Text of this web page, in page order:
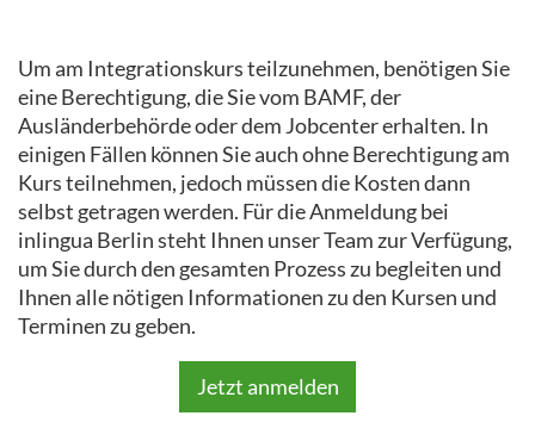
Um am Integrationskurs teilzunehmen, benötigen Sie
eine Berechtigung, die Sie vom BAMF, der
Ausländerbehörde oder dem Jobcenter erhalten. In
einigen Fällen können Sie auch ohne Berechtigung am
Kurs teilnehmen, jedoch müssen die Kosten dann
selbst getragen werden. Für die Anmeldung bei
inlingua Berlin steht Ihnen unser Team zur Verfügung,
um Sie durch den gesamten Prozess zu begleiten und
Ihnen alle nötigen Informationen zu den Kursen und
Terminen zu geben.
Jetzt anmelden